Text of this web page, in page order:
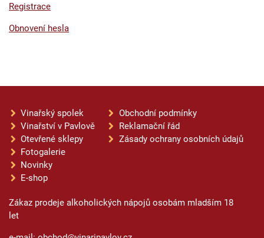
Registrace
Obnovení hesla
Vinařský spolek
Vinařství v Pavlově
Otevřené sklepy
Fotogalerie
Novinky
E-shop
Obchodní podmínky
Reklamační řád
Zásady ochrany osobních údajů
Zákaz prodeje alkoholických nápojů osobám mladším 18
let